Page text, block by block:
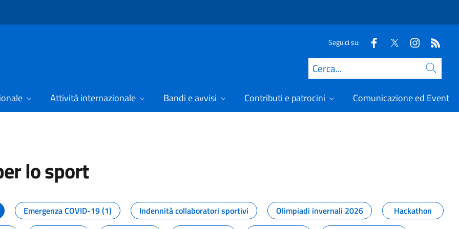
Seguici su:
Cerca
Attività internazionale Bandi e avvisi Contributi e patrocini Comunicazione ed Eventi
lo sport
dal Dipartimento per lo sport
Emergenza COVID-19 (1) Indennità collaboratori sportivi Olimpiadi invernali 2026
Hackathon